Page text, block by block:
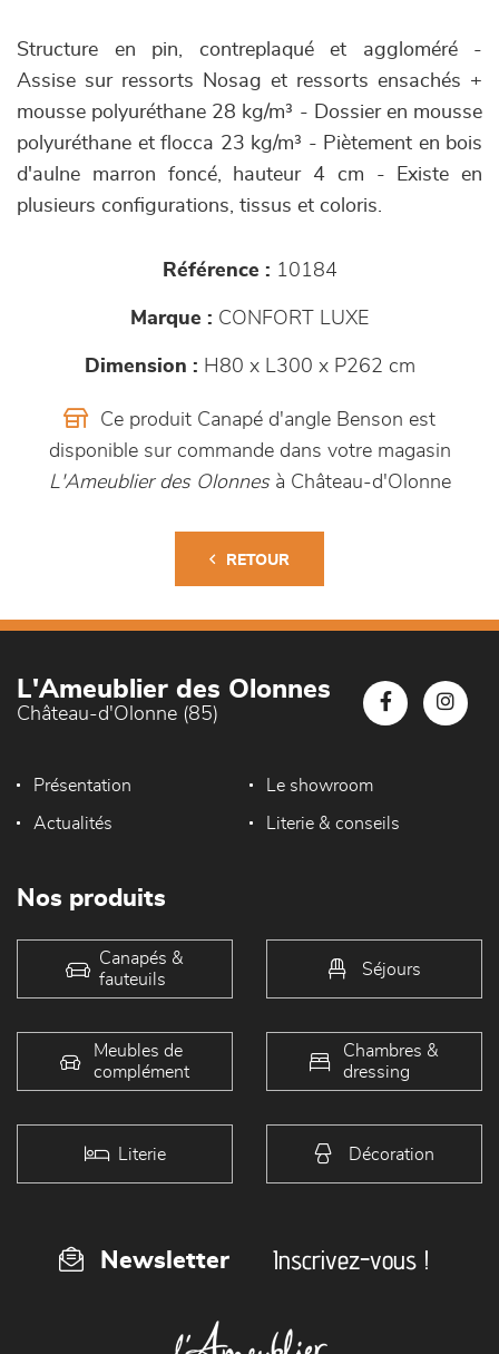
Structure en pin, contreplaqué et aggloméré -
Assise sur ressorts Nosag et ressorts ensachés +
mousse polyuréthane 28 kg/m³ - Dossier en mousse
polyuréthane et flocca 23 kg/m³ - Piètement en bois
d'aulne marron foncé, hauteur 4 cm - Existe en
plusieurs configurations, tissus et coloris.
Référence : 10184
Marque : CONFORT LUXE
Dimension : H80 x L300 x P262 cm
Ce produit Canapé d'angle Benson est
disponible sur commande dans votre magasin
L'Ameublier des Olonnesà Château-d'Olonne
RETOUR
L'Ameublier des Olonnes
Château-d'Olonne (85)
Présentation Le showroom
Actualités Literie & conseils
Nos produits
Canapés &
fauteuils
Séjours
Meubles de
complément
Chambres &
dressing
Literie Décoration
Newsletter Inscrivez-vous !